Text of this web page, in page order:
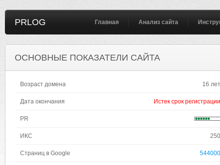
PRLOG Главная Анализ сайта
ОСНОВНЫЕ ПОКАЗАТЕЛИ САЙТА
Возраст домена 16 лет
Дата окончания Истек срок регистрации
PR
ИКС 250
Страниц в Google 544000